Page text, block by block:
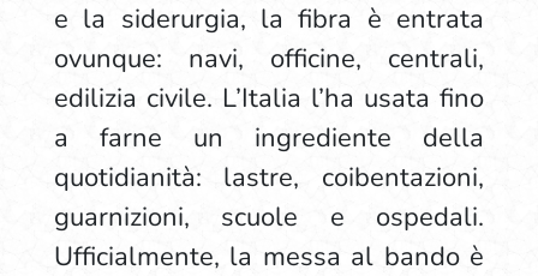
e la siderurgia, la fibra è entrata
ovunque: navi, officine, centrali,
edilizia civile. L’Italia l’ha usata fino
a farne un ingrediente della
quotidianità: lastre, coibentazioni,
guarnizioni, scuole e ospedali.
Ufficialmente, la messa al bando è